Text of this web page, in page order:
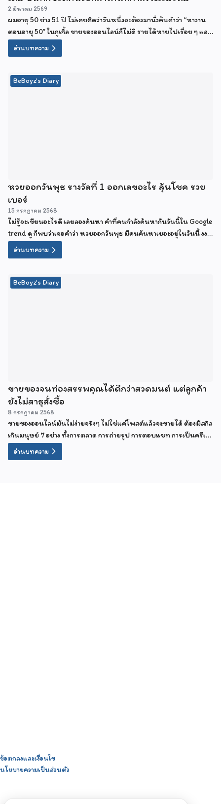
2 มีนาคม 2569
ผมอายุ 50 ย่าง 51 ปี ไม่เคยคิดว่าวันหนึ่งจะต้องมานั่งค้นคำว่า “หางาน
ตอนอายุ 50” ในกูเกิ้ล ขายของออนไลน์ก็ไม่ดี รายได้หายไปเรื่อย ๆ และ
ตอนนี้กำลังคิดว่าจะไปสมัครงานห้าง หรือเป็น รปภ ดีไหม
อ่านบทความ
BeBoyz's Diary
หวยออกวันพุธ รางวัลที่ 1 ออกเลขอะไร ลุ้นโชค รวย
เบอร์
15 กรกฎาคม 2568
ไม่รู้จะเขียนอะไรดี เลยลองค้นหา คำที่คนกำลังค้นหากันวันนี้ใน Google
trend ดู ก็พบว่าเจอคำว่า หวยออกวันพุธ มีคนค้นหาเยอะอยู่ในวันนี้ งง
เขาหาอะไรกัน ต้องมีนัยยะอะไรแน่ๆ เลยเอาคำนี้มาเป็นไตเติ้ลของ
บทความซะเลย
อ่านบทความ
BeBoyz's Diary
ขายของจนท่องสรรพคุณได้ดีกว่าสวดมนต์ แต่ลูกค้า
ยังไม่สาธุสั่งซื้อ
8 กรกฎาคม 2568
ขายของออนไลน์มันไม่ง่ายจริงๆ ไม่ใช่แค่โพสต์แล้วจะขายได้ ต้องมีสกิล
เกินมนุษย์ 7 อย่าง ทั้งการตลาด การถ่ายรูป การตอบแชท การเป็นครีเอ
เตอร์สายฮา และที่สำคัญที่สุด...ต้องเป็นนักบวชทางใจด้วย
อ่านบทความ
ข้อตกลงและเงื่อนไข
นโยบายความเป็นส่วนตัว